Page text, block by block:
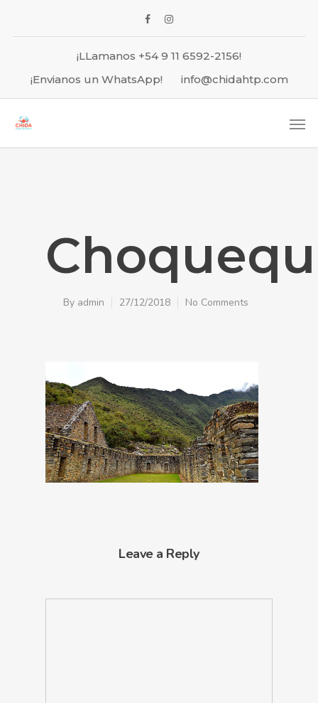
¡LLamanos +54 9 11 6592-2156!
¡Envianos un WhatsApp!
info@chidahtp.com
By admin 27/12/2018 No Comments
Leave a Reply